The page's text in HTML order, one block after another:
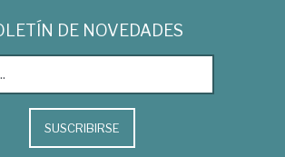
DE NOVEDADES
SUSCRIBIRSE